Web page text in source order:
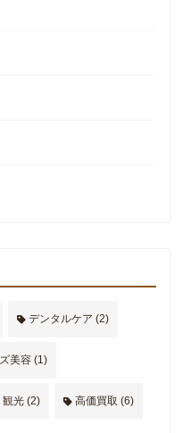
デンタルケア (2)
美容 (1)
観光 (2) 高価買取 (6)